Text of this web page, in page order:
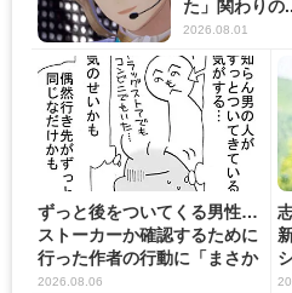
た」関わりの
2026.08.01
ずっと後をついてくる男性…
ストーカーか確認するために
行った作者の行動に「まさか
の...
2026.08.06